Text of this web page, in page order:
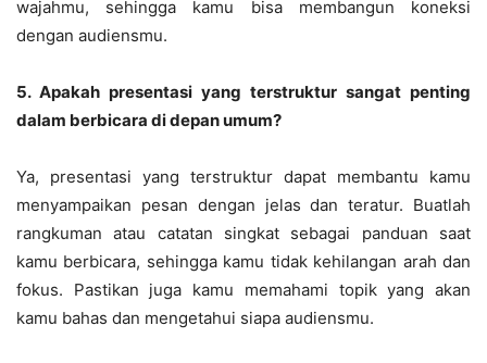
wajahmu, sehingga kamu bisa membangun koneksi
dengan audiensmu.
5. Apakah presentasi yang terstruktur sangat penting
dalam berbicara di depan umum?
Ya, presentasi yang terstruktur dapat membantu kamu
menyampaikan pesan dengan jelas dan teratur. Buatlah
rangkuman atau catatan singkat sebagai panduan saat
kamu berbicara, sehingga kamu tidak kehilangan arah dan
fokus. Pastikan juga kamu memahami topik yang akan
kamu bahas dan mengetahui siapa audiensmu.